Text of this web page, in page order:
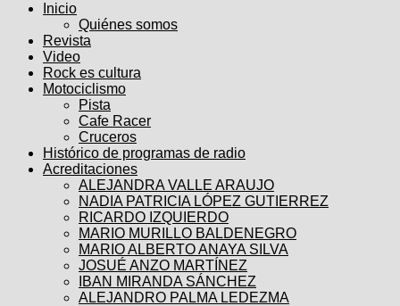
Inicio
Quiénes somos
Revista
Video
Rock es cultura
Motociclismo
Pista
Cafe Racer
Cruceros
Histórico de programas de radio
Acreditaciones
ALEJANDRA VALLE ARAUJO
NADIA PATRICIA LÓPEZ GUTIERREZ
RICARDO IZQUIERDO
MARIO MURILLO BALDENEGRO
MARIO ALBERTO ANAYA SILVA
JOSUÉ ANZO MARTÍNEZ
IBAN MIRANDA SÁNCHEZ
ALEJANDRO PALMA LEDEZMA